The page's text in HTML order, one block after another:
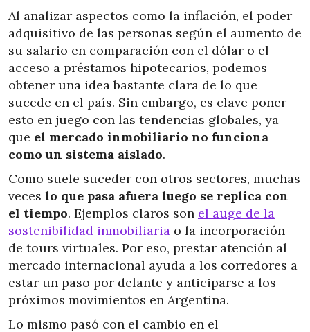
Al analizar aspectos como la inflación, el poder
adquisitivo de las personas según el aumento de
su salario en comparación con el dólar o el
acceso a préstamos hipotecarios, podemos
obtener una idea bastante clara de lo que
sucede en el país. Sin embargo, es clave poner
esto en juego con las tendencias globales, ya
que el mercado inmobiliario no funciona
como un sistema aislado.
Como suele suceder con otros sectores, muchas
veces lo que pasa afuera luego se replica con
el tiempo. Ejemplos claros son el auge de la
sostenibilidad inmobiliaria o la incorporación
de tours virtuales. Por eso, prestar atención al
mercado internacional ayuda a los corredores a
estar un paso por delante y anticiparse a los
próximos movimientos en Argentina.
Lo mismo pasó con el cambio en el